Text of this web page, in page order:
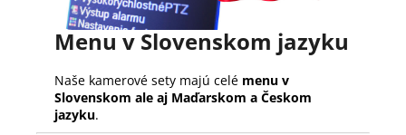
Menu v Slovenskom jazyku
Naše kamerové sety majú celé menu v
Slovenskom ale aj Maďarskom a Českom
jazyku.